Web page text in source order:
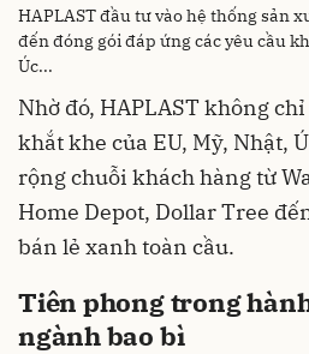
HAPLAST đầu tư vào hệ thống sản
đến đóng gói đáp ứng các yêu cầu
Úc...
Nhờ đó, HAPLAST không
khắt khe của EU, Mỹ, Nhật,
rộng chuỗi khách hàng từ
Home Depot, Dollar Tree
bán lẻ xanh toàn cầu.
Tiên phong trong
ngành bao bì